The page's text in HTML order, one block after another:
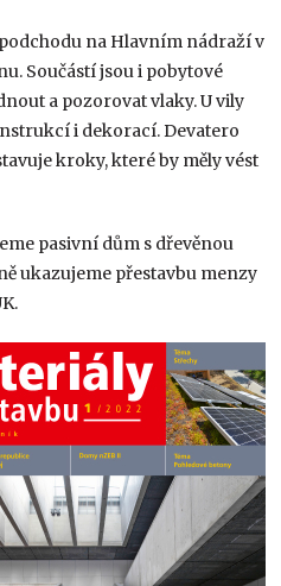
na Hlavním nádraží v
Součástí jsou i pobytové
a pozorovat vlaky. U vily
i dekorací. Devatero
kroky, které by měly vést
pasivní dům s dřevěnou
ukazujeme přestavbu menzy